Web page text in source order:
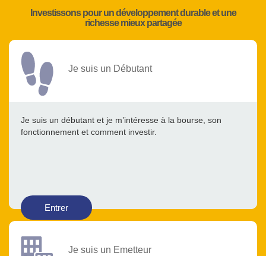
Investissons pour un développement durable et une
richesse mieux partagée
Je suis un Débutant
Je suis un débutant et je m’intéresse à la bourse, son
fonctionnement et comment investir.
Entrer
Je suis un Emetteur